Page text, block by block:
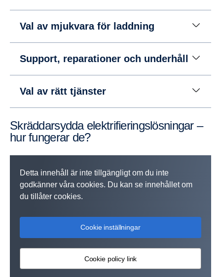
Val av mjukvara för laddning
Support, reparationer och underhåll
Val av rätt tjänster
Skräddarsydda elektrifieringslösningar –
hur fungerar de?
Detta innehåll är inte tillgängligt om du inte
godkänner våra cookies. Du kan se innehållet om
du tillåter cookies.
Cookie inställningar
Cookie policy link